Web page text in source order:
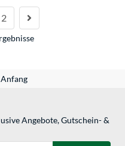
2
Angebote, Gutschein- &